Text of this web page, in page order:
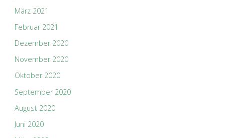
März 2021
Februar 2021
Dezember 2020
November 2020
Oktober 2020
September 2020
August 2020
Juni 2020